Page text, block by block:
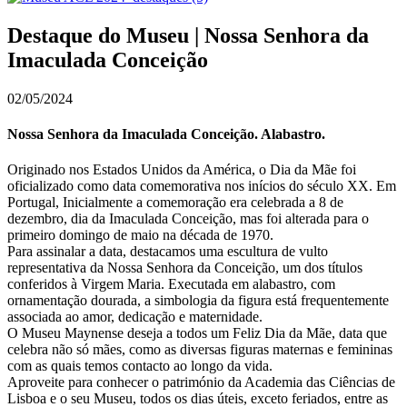
Destaque do Museu | Nossa Senhora da
Imaculada Conceição
02/05/2024
Nossa Senhora da Imaculada Conceição. Alabastro.
Originado nos Estados Unidos da América, o Dia da Mãe foi
oficializado como data comemorativa nos inícios do século XX. Em
Portugal, Inicialmente a comemoração era celebrada a 8 de
dezembro, dia da Imaculada Conceição, mas foi alterada para o
primeiro domingo de maio na década de 1970.
Para assinalar a data, destacamos uma escultura de vulto
representativa da Nossa Senhora da Conceição, um dos títulos
conferidos à Virgem Maria. Executada em alabastro, com
ornamentação dourada, a simbologia da figura está frequentemente
associada ao amor, dedicação e maternidade.
O Museu Maynense deseja a todos um Feliz Dia da Mãe, data que
celebra não só mães, como as diversas figuras maternas e femininas
com as quais temos contacto ao longo da vida.
Aproveite para conhecer o património da Academia das Ciências de
Lisboa e o seu Museu, todos os dias úteis, exceto feriados, entre as